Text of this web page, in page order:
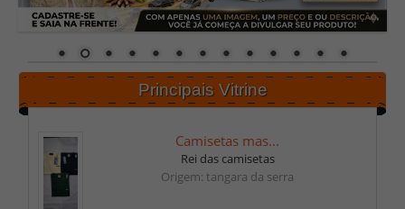
Principais Vitrine
Camisetas mas...
Rei das camisetas
Origem: tangara da serra